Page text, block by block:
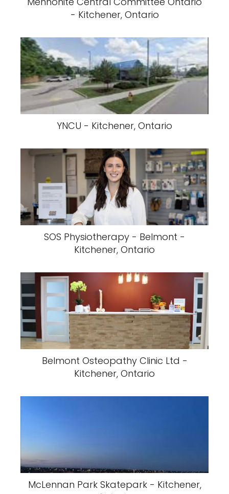
- Kitchener, Ontario
YNCU - Kitchener, Ontario
SOS Physiotherapy - Belmont -
Kitchener, Ontario
Belmont Osteopathy Clinic Ltd -
Kitchener, Ontario
McLennan Park Skatepark - Kitchener,